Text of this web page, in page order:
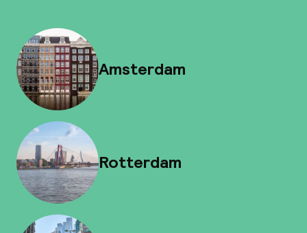
Amsterdam
Rotterdam